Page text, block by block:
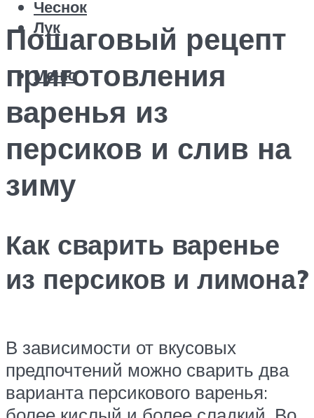
Чеснок
Лук
Меню
Пошаговый рецепт
приготовления
варенья из
персиков и слив на
зиму
Как сварить варенье
из персиков и лимона?
В зависимости от вкусовых
предпочтений можно сварить два
варианта персикового варенья: